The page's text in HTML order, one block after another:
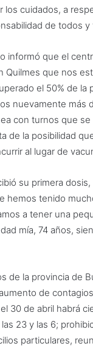
los cuidados, a
de todos y
informó que el
que nos
el 50% de la
nuevamente más
con turnos que
de la posibilidad
al lugar de
su primera
hemos tenido
a tener una
mía, 74 años,
de la provincia de
de
30 de abril habrá
23 y las 6;
particulares,